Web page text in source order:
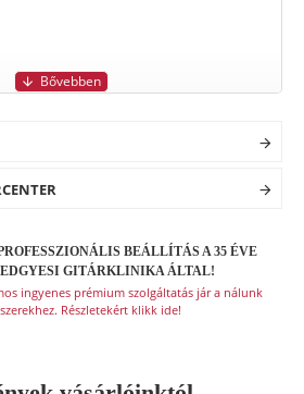
BEÁLLÍTÁS A 35 ÉVE
GITÁRKLINIKA ÁLTAL!
ingyenes prémium szolgáltatás jár a nálunk
Részletekért klikk ide!